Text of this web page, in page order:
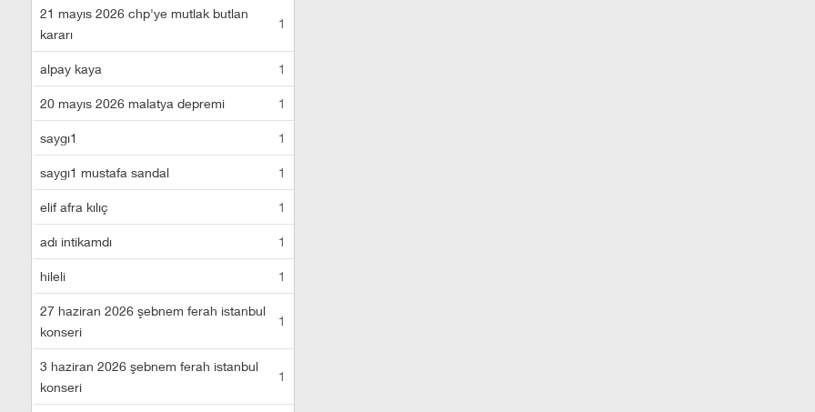
21 mayıs 2026 chp'ye mutlak butlan
kararı
1
alpay kaya 1
20 mayıs 2026 malatya depremi 1
saygı1 1
saygı1 mustafa sandal 1
elif afra kılıç 1
adı intikamdı 1
hileli 1
27 haziran 2026 şebnem ferah istanbul
konseri
1
3 haziran 2026 şebnem ferah istanbul
konseri
1